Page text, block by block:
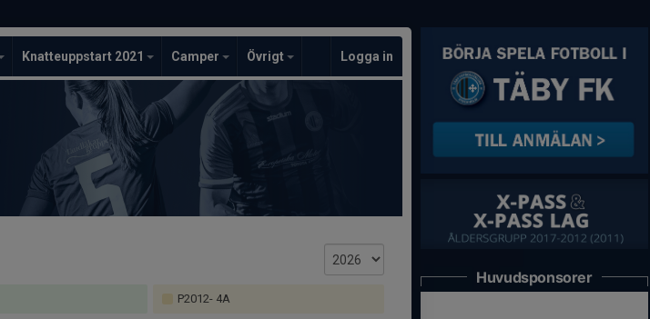
Knatteuppstart 2021 Camper Övrigt Logga in
P2012- 4A
Huvudsponsorer